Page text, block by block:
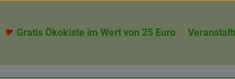
Gratis Ökokiste im Wert von 25 Euro